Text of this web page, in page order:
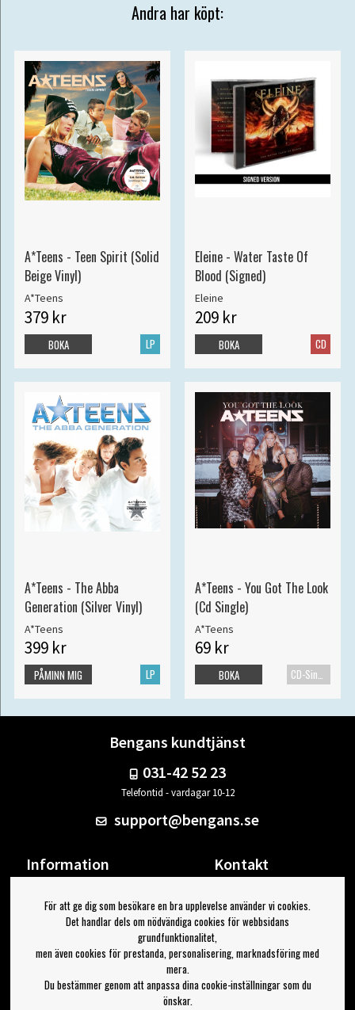
Andra har köpt:
A*Teens - Teen Spirit (Solid
Beige Vinyl)
A*Teens
379 kr
LP
BOKA
Eleine - Water Taste Of
Blood (Signed)
Eleine
209 kr
CD
BOKA
A*Teens - The Abba
Generation (Silver Vinyl)
A*Teens
399 kr
LP
PÅMINN MIG
A*Teens - You Got The Look
(Cd Single)
A*Teens
69 kr
CD-Singel
BOKA
Bengans kundtjänst
031-42 52 23
Telefontid - vardagar 10-12
support@bengans.se
Information
Om Bengans
FAQ / Köp- & Leveransvillkor
Kontakt
Din sida
Logga ut
Jag vill ha tips från Bengans
För att ge dig som besökare en bra upplevelse använder vi cookies.
Det handlar dels om nödvändiga cookies för webbsidans
grundfunktionalitet,
men även cookies för prestanda, personalisering, marknadsföring med
mera.
Du bestämmer genom att anpassa dina cookie-inställningar som du
önskar.